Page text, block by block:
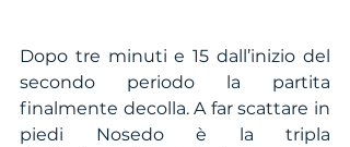
Dopo tre minuti e 15 dall’inizio del
secondo periodo la partita
finalmente decolla. A far scattare in
piedi Nosedo è la tripla